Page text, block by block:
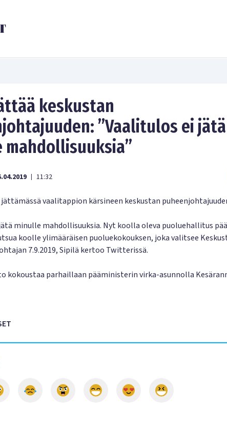
keskustan
”Vaalitulos ei jätä
mahdollisuuksia”
| 11:32
vaalitappion kärsineen keskustan
minulle mahdollisuuksia. Nyt koolla oleva puoluehallitus
koolle ylimääräisen puoluekokouksen, joka valitsee
7.9.2019, Sipilä kertoo Twitterissä.
kokoustaa parhaillaan pääministerin virka-asunnolla